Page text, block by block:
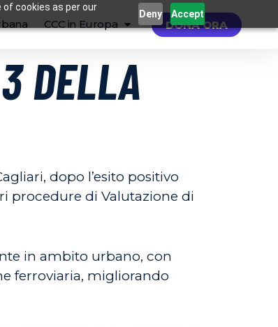
cookies as per our
Deny Accept
CCC in Europa DONA ORA
DELLA
dopo l’esito positivo
procedure di Valutazione di
in ambito urbano, con
ferroviaria, migliorando